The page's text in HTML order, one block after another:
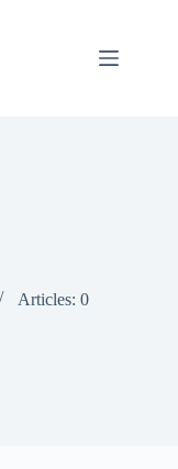
Articles: 0